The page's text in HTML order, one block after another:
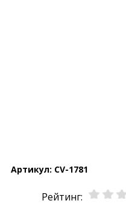
Артикул: CV-1781
Рейтинг: